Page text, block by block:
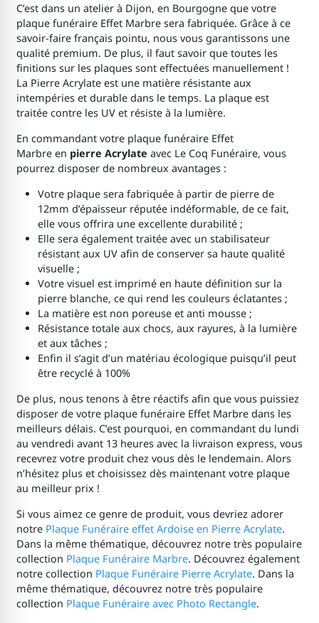
C’est dans un atelier à Dijon, en Bourgogne que votre
plaque funéraire Effet Marbre sera fabriquée. Grâce à ce
savoir-faire français pointu, nous vous garantissons une
qualité premium. De plus, il faut savoir que toutes les
finitions sur les plaques sont effectuées manuellement !
La Pierre Acrylate est une matière résistante aux
intempéries et durable dans le temps. La plaque est
traitée contre les UV et résiste à la lumière.
En commandant votre plaque funéraire Effet
Marbre en pierre Acrylate avec Le Coq Funéraire, vous
pourrez disposer de nombreux avantages :
Votre plaque sera fabriquée à partir de pierre de
12mm d’épaisseur réputée indéformable, de ce fait,
elle vous offrira une excellente durabilité ;
Elle sera également traitée avec un stabilisateur
résistant aux UV afin de conserver sa haute qualité
visuelle ;
Votre visuel est imprimé en haute définition sur la
pierre blanche, ce qui rend les couleurs éclatantes ;
La matière est non poreuse et anti mousse ;
Résistance totale aux chocs, aux rayures, à la lumière
et aux tâches ;
Enfin il s’agit d’un matériau écologique puisqu’il peut
être recyclé à 100%
De plus, nous tenons à être réactifs afin que vous puissiez
disposer de votre plaque funéraire Effet Marbre dans les
meilleurs délais. C’est pourquoi, en commandant du lundi
au vendredi avant 13 heures avec la livraison express, vous
recevrez votre produit chez vous dès le lendemain. Alors
n’hésitez plus et choisissez dès maintenant votre plaque
au meilleur prix !
Si vous aimez ce genre de produit, vous devriez adorer
notre Plaque Funéraire effet Ardoise en Pierre Acrylate.
Dans la même thématique, découvrez notre très populaire
collection Plaque Funéraire Marbre. Découvrez également
notre collection Plaque Funéraire Pierre Acrylate. Dans la
même thématique, découvrez notre très populaire
collection Plaque Funéraire avec Photo Rectangle.